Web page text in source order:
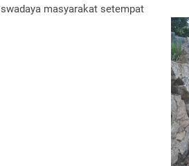
swadaya masyarakat setempat